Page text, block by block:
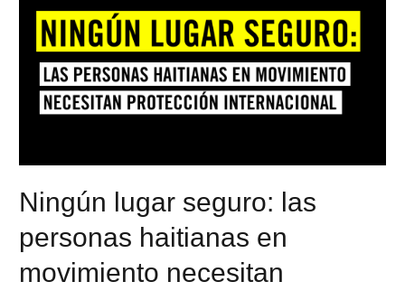
Ningún lugar seguro: las
personas haitianas en
movimiento necesitan